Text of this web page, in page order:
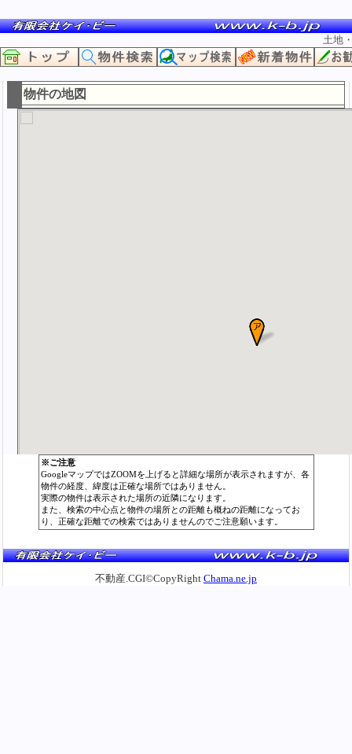
土地
物件の地図
※ご注意
GoogleマップではZOOMを上げると詳細な場所が表示されますが、各
物件の経度、緯度は正確な場所ではありません。
実際の物件は表示された場所の近隣になります。
また、検索の中心点と物件の場所との距離も概ねの距離になってお
り、正確な距離での検索ではありませんのでご注意願います。
不動産.CGI©CopyRight Chama.ne.jp